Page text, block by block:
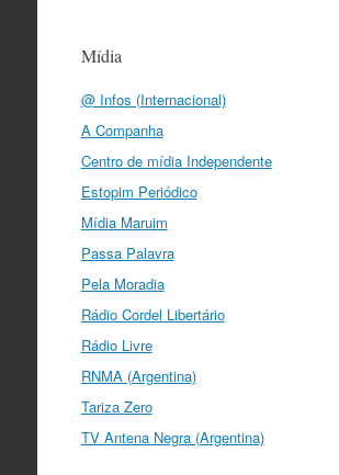
Mídia
@ Infos (Internacional)
A Companha
Centro de mídia Independente
Estopim Periódico
Mídia Maruim
Passa Palavra
Pela Moradia
Rádio Cordel Libertário
Rádio Livre
RNMA (Argentina)
Tariza Zero
TV Antena Negra (Argentina)